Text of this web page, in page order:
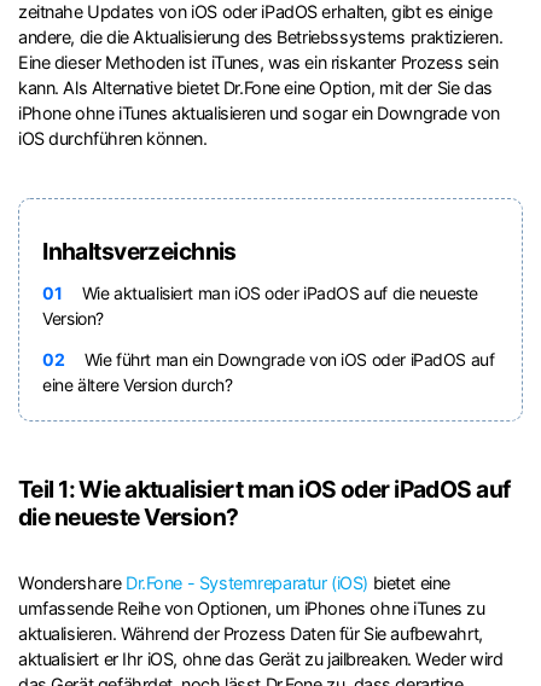
zeitnahe Updates von iOS oder iPadOS erhalten, gibt es einige
andere, die die Aktualisierung des Betriebssystems praktizieren.
Eine dieser Methoden ist iTunes, was ein riskanter Prozess sein
kann. Als Alternative bietet Dr.Fone eine Option, mit der Sie das
iPhone ohne iTunes aktualisieren und sogar ein Downgrade von
iOS durchführen können.
Inhaltsverzeichnis
01
Wie aktualisiert man iOS oder iPadOS auf die neueste
Version?
02
Wie führt man ein Downgrade von iOS oder iPadOS auf
eine ältere Version durch?
Teil 1: Wie aktualisiert man iOS oder iPadOS auf
die neueste Version?
Wondershare Dr.Fone - Systemreparatur (iOS) bietet eine
umfassende Reihe von Optionen, um iPhones ohne iTunes zu
aktualisieren. Während der Prozess Daten für Sie aufbewahrt,
aktualisiert er Ihr iOS, ohne das Gerät zu jailbreaken. Weder wird